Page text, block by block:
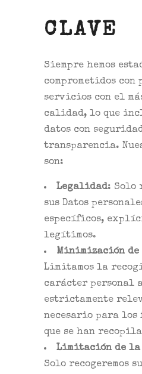
CLAVE
Siempre hemos
comprometidos
servicios con el
calidad, lo que
datos con
transparencia.
son:
Legalidad: Solo
sus Datos
específicos,
legítimos.
Minimización de
Limitamos la
carácter personal
estrictamente
necesario para los
que se han
Limitación de
Solo recogeremos